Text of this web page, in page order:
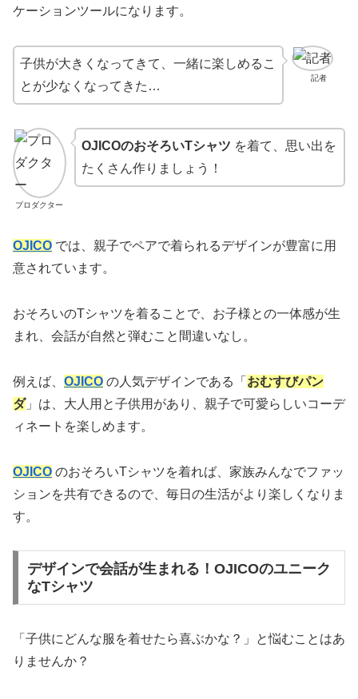
ケーションツールになります。
記者
子供が大きくなってきて、一緒に楽しめるこ
とが少なくなってきた…
プロダクター
OJICOのおそろいTシャツ を着て、思い出を
たくさん作りましょう！
OJICO では、親子でペアで着られるデザインが豊富に用
意されています。
おそろいのTシャツを着ることで、お子様との一体感が生
まれ、会話が自然と弾むこと間違いなし。
例えば、 OJICO の人気デザインである「 おむすびパン
ダ」は、大人用と子供用があり、親子で可愛らしいコーデ
ィネートを楽しめます。
OJICO のおそろいTシャツを着れば、家族みんなでファッ
ションを共有できるので、毎日の生活がより楽しくなりま
す。
デザインで会話が生まれる！OJICOのユニーク
なTシャツ
「子供にどんな服を着せたら喜ぶかな？」と悩むことはあ
りませんか？